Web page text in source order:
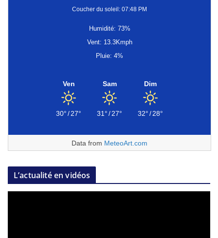
Coucher du soleil: 07:48 PM
Humidité: 73%
Vent: 13.3Kmph
Pluie: 4%
Ven
30°/27°
Sam
31°/27°
Dim
32°/28°
Data from MeteoArt.com
L’actualité en vidéos